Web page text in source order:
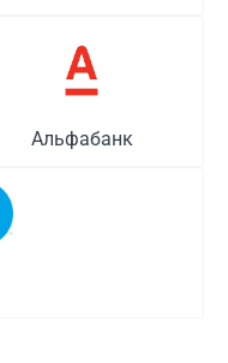
Альфабанк